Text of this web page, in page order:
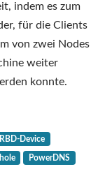
indem es zum
für die Clients
von zwei Nodes
weiter
konnte.
Device
PowerDNS